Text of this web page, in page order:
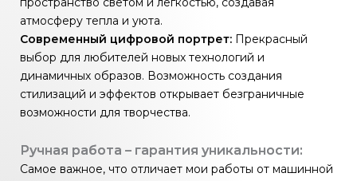
атмосферу тепла и уюта.
Современный цифровой портрет: Прекрасный
выбор для любителей новых технологий и
динамичных образов. Возможность создания
стилизаций и эффектов открывает безграничные
возможности для творчества.
Ручная работа – гарантия уникальности:
Самое важное, что отличает мои работы от машинной